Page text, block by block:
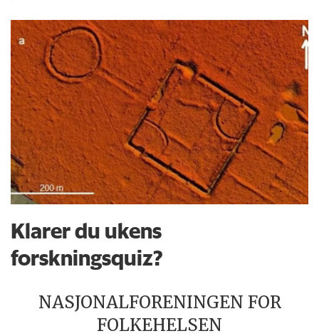
Klarer du ukens
forskningsquiz?
NASJONALFORENINGEN FOR
FOLKEHELSEN